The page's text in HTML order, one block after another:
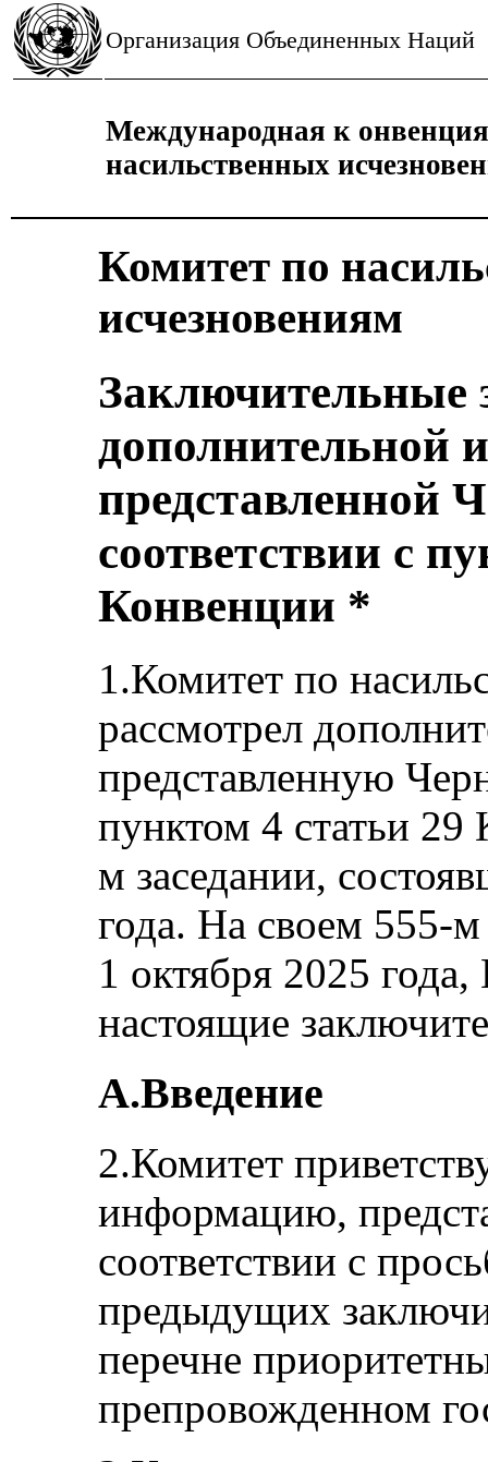
Организация Объединенных Наций
Международная к
насильственных
Комитет по
исчезновениям
Заключительные
дополнительной
представленной
соответствии с
Конвенции *
1.Комитет по
рассмотрел
представленную
пунктом 4 статьи
м заседании,
года. На своем 555-
1 октября 2025
настоящие
A.Введение
2.Комитет
информацию,
соответствии с
предыдущих
перечне
препровожденном